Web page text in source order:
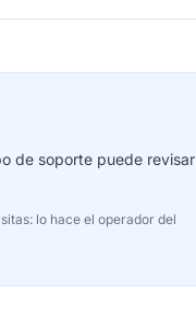
de soporte puede revisar
lo hace el operador del